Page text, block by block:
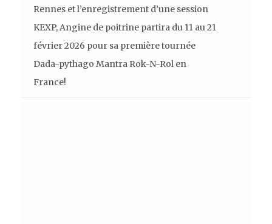
Rennes et l’enregistrement d’une session
KEXP, Angine de poitrine partira du 11 au 21
février 2026 pour sa première tournée
Dada-pythago Mantra Rok-N-Rol en
France!